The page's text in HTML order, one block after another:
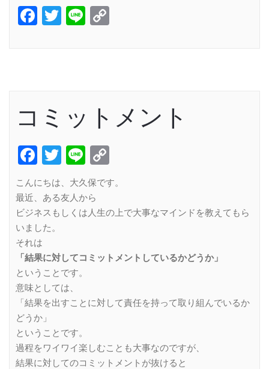
Facebook
Twitter
Line
コミットメント
Facebook
Twitter
Line
Link
こんにちは、大久保です。
最近、ある友人から
ビジネスもしくは人生の上で大事なマインドを教えてもら
いました。
それは
「結果に対してコミットメントしているかどうか」
ということです。
意味としては、
「結果を出すことに対して責任を持って取り組んでいるか
どうか」
ということです。
過程をワイワイ楽しむことも大事なのですが、
結果に対してのコミットメントが抜けると